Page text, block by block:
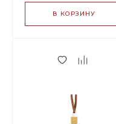
В КОРЗИНУ